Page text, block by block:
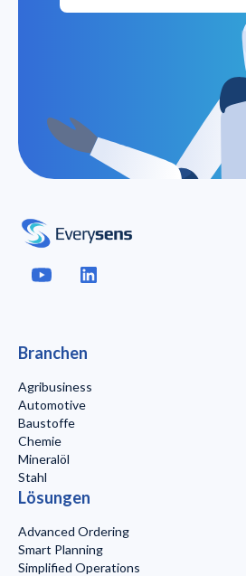
Branchen
Agribusiness
Automotive
Baustoffe
Chemie
Mineralöl
Stahl
Lösungen
Advanced Ordering
Smart Planning
Simplified Operations